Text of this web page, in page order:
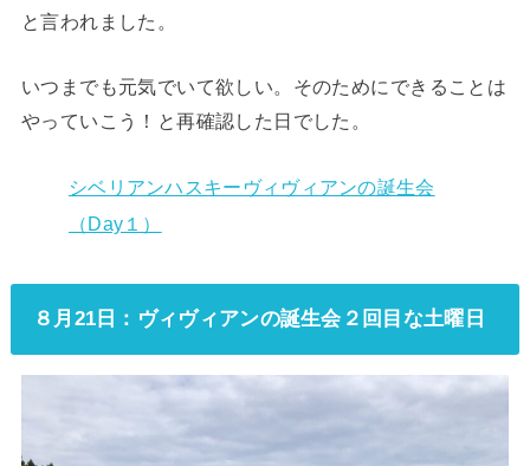
と言われました。
いつまでも元気でいて欲しい。そのためにできることは
やっていこう！と再確認した日でした。
シベリアンハスキーヴィヴィアンの誕生会
（Day１）
８月21日：ヴィヴィアンの誕生会２回目な土曜日